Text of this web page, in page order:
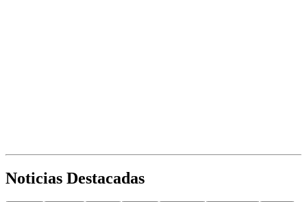
Noticias Destacadas